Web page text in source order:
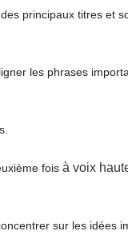
principaux titres et
les phrases
fois à voix
sur les idées